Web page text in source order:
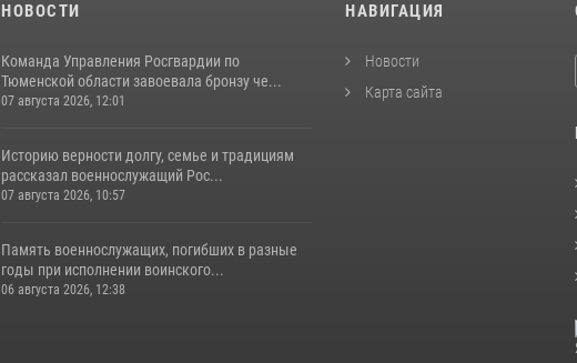
НОВОСТИ
Команда Управления Росгвардии по
Тюменской области завоевала бронзу че...
07 августа 2026, 12:01
Историю верности долгу, семье и традициям
рассказал военнослужащий Рос...
07 августа 2026, 10:57
Память военнослужащих, погибших в разные
годы при исполнении воинского...
06 августа 2026, 12:38
НАВИГАЦИЯ
Новости
Карта сайта